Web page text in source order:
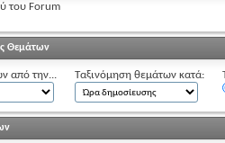
του Forum
Θεμάτων
από την... Ταξινόμηση θεμάτων κατά: